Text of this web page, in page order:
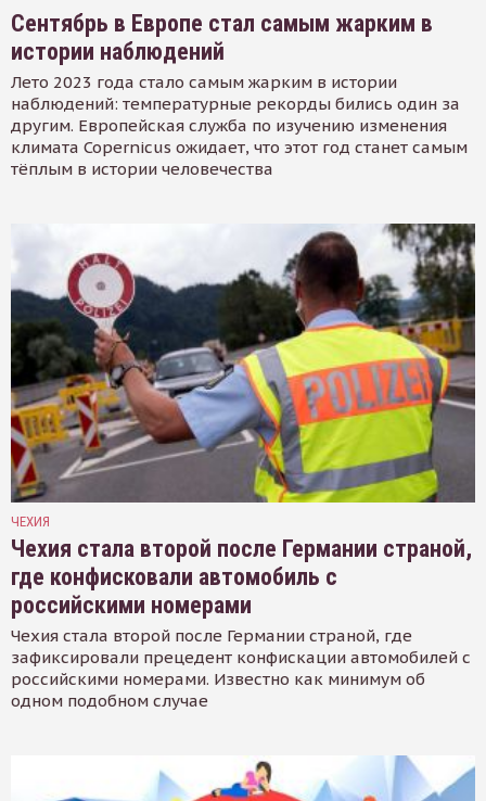
Сентябрь в Европе стал самым жарким в
истории наблюдений
Лето 2023 года стало самым жарким в истории
наблюдений: температурные рекорды бились один за
другим. Европейская служба по изучению изменения
климата Copernicus ожидает, что этот год станет самым
тёплым в истории человечества
ЧЕХИЯ
Чехия стала второй после Германии страной,
где конфисковали автомобиль с
российскими номерами
Чехия стала второй после Германии страной, где
зафиксировали прецедент конфискации автомобилей с
российскими номерами. Известно как минимум об
одном подобном случае